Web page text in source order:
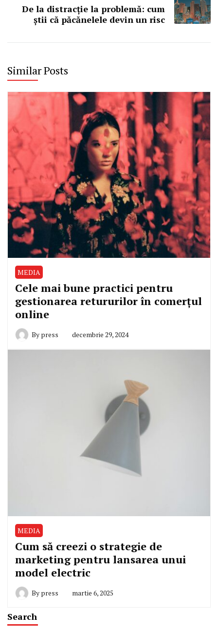
De la distracție la problemă: cum
știi că păcănelele devin un risc
Similar Posts
MEDIA
Cele mai bune practici pentru
gestionarea retururilor în comerțul
online
By press decembrie 29, 2024
MEDIA
Cum să creezi o strategie de
marketing pentru lansarea unui
model electric
By press martie 6, 2025
Search